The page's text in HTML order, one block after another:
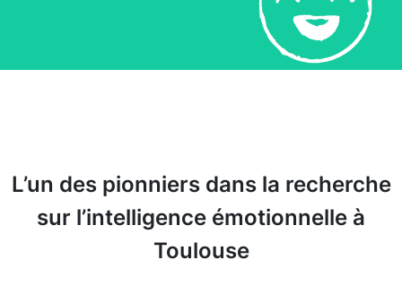
L’un des pionniers dans la recherche
sur l’intelligence émotionnelle à
Toulouse